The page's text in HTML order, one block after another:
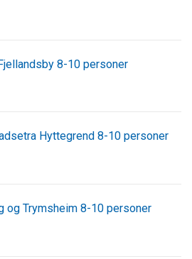
8-10 personer
Hyttegrend 8-10 personer
og Trymsheim 8-10 personer